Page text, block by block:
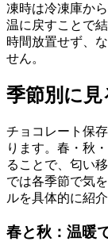
凍時は冷凍庫か
温に戻すことで
時間放置せず、
せん。
季節別に
チョコレート保
ります。春・秋
ることで、匂い
では各季節で気
ルを具体的に紹介
春と秋：温暖